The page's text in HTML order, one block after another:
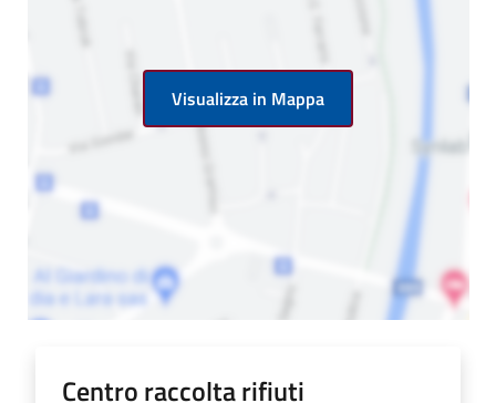
Visualizza in Mappa
Centro raccolta rifiuti